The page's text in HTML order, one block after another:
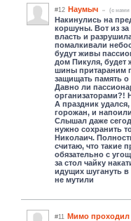
#12 Hаумыч (c нами
Накинулись на
коршуны. Вот из
власть и
помалкивали
будут живы
дом Пикуля, будет
шины притараним
защищать память о
Давно ли
организаторами?!
А праздник
горожан, и
Слышал даже
нужно сохранить
Николаич.
считаю, что такие
обязательно с
за стол чайку
идущих шугануть в
не мутили
#11 Мимо проходил